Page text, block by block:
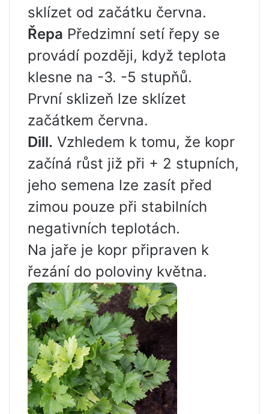
sklízet od začátku června.
Řepa Předzimní setí řepy se
provádí později, když teplota
klesne na -3. -5 stupňů.
První sklizeň lze sklízet
začátkem června.
Dill. Vzhledem k tomu, že kopr
začíná růst již při + 2 stupních,
jeho semena lze zasít před
zimou pouze při stabilních
negativních teplotách.
Na jaře je kopr připraven k
řezání do poloviny května.